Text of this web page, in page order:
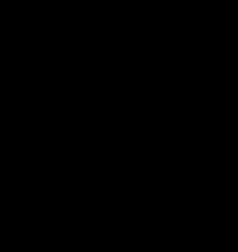
loa Maingo E150 đáp ứng
hảo và đáng kinh ngạc.
nhạc, từ các nốt cao đến
ưu để bạn thể hiện tài năng
thông qua âm nhạc.